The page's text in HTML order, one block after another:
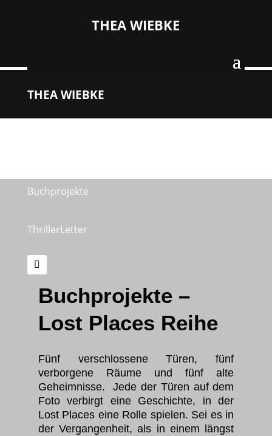
THEA WIEBKE
THEA WIEBKE
Buchprojekte
ThrillerLetter
Buchprojekte –
Lost Places Reihe
Fünf verschlossene Türen, fünf
verborgene Räume und fünf alte
Geheimnisse. Jede der Türen auf dem
Foto verbirgt eine Geschichte, in der
Lost Places eine Rolle spielen. Sei es in
der Vergangenheit, als in einem längst